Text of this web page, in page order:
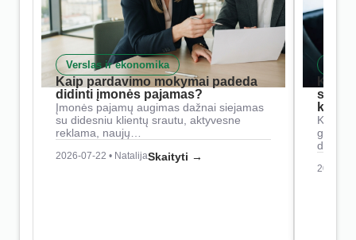
Verslas ir ekonomika
Kaip pardavimo mokymai padeda
didinti įmonės pajamas?
Įmonės pajamų augimas dažnai siejamas
su didesniu klientų srautu, aktyvesne
reklama, naujų…
2026-07-22 • NatalijaSkaityti →
Kaip
2026-